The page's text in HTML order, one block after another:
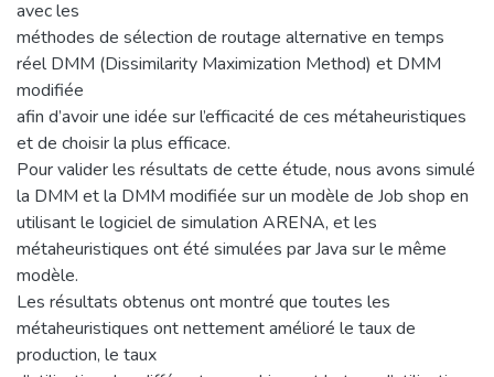
avec les
méthodes de sélection de routage alternative en temps
réel DMM (Dissimilarity Maximization Method) et DMM
modifiée
afin d’avoir une idée sur l’efficacité de ces métaheuristiques
et de choisir la plus efficace.
Pour valider les résultats de cette étude, nous avons simulé
la DMM et la DMM modifiée sur un modèle de Job shop en
utilisant le logiciel de simulation ARENA, et les
métaheuristiques ont été simulées par Java sur le même
modèle.
Les résultats obtenus ont montré que toutes les
métaheuristiques ont nettement amélioré le taux de
production, le taux